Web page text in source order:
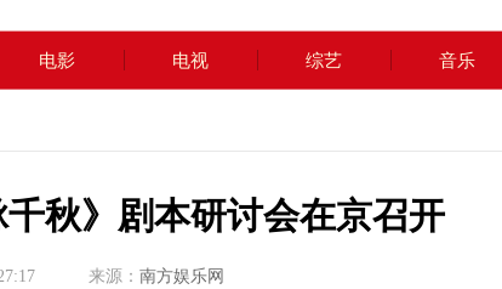
电影 电视 综艺 音乐
秋》剧本研讨会在京召开
来源： 南方娱乐网